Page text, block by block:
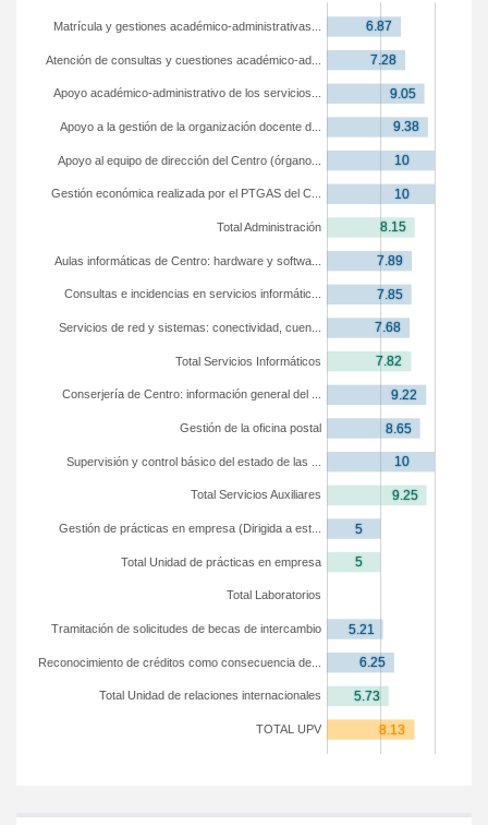
TOTAL UPV
Total Unidad de relaciones internacionales
Reconocimiento de créditos como consecuencia de...
Tramitación de solicitudes de becas de intercambio
Total Laboratorios
Total Unidad de prácticas en empresa
Gestión de prácticas en empresa (Dirigida a est...
Total Servicios Auxiliares
Supervisión y control básico del estado de las ...
Gestión de la oficina postal
Conserjería de Centro: información general del ...
Total Servicios Informáticos
Servicios de red y sistemas: conectividad, cuen...
Consultas e incidencias en servicios informátic...
Aulas informáticas de Centro: hardware y softwa...
Total Administración
Gestión económica realizada por el PTGAS del C...
Apoyo al equipo de dirección del Centro (órgano...
Apoyo a la gestión de la organización docente d...
Apoyo académico-administrativo de los servicios...
Atención de consultas y cuestiones académico-ad...
Matrícula y gestiones académico-administrativas...